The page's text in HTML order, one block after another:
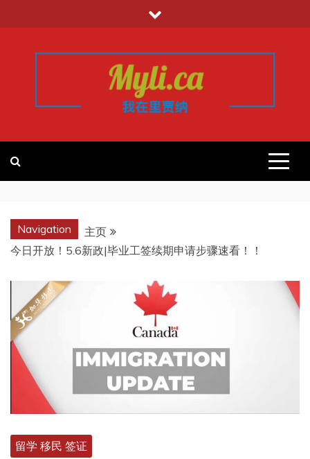
至
我的里贾纳
REGINA
Navigation
主页
今日开放！5.6新政|毕业工签续期申请步骤速看！！
留学 移民 签证